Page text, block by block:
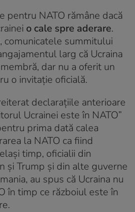
pentru NATO rămâne dacă
o cale spre aderare.
comunicatele summitului
larg că Ucraina
dar nu a oferit un
o invitație oficială.
declarațiile anterioare
Ucrainei este în NATO”
prima dată calea
la NATO ca fiind
timp, oficialii din
și Trump și din alte guverne
au spus că Ucraina nu
în timp ce războiul este în